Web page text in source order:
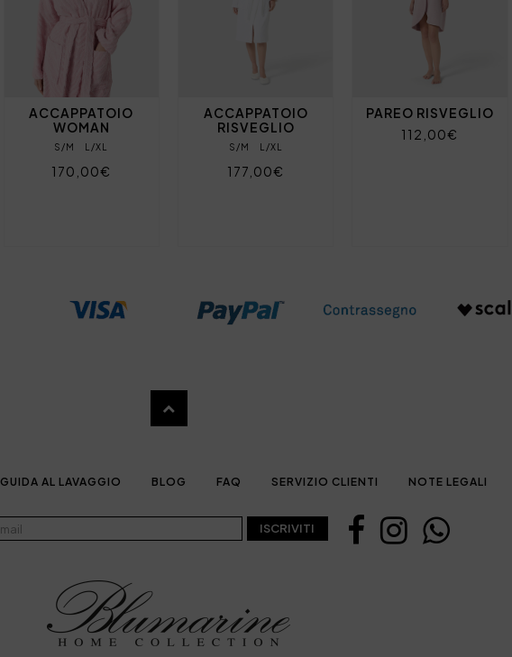
ACCAPPATOIO
WOMAN
S/M L/XL
170,00€
ACCAPPATOIO
RISVEGLIO
S/M L/XL
177,00€
PAREO RISVEGLIO
112,00€
GUIDA AL LAVAGGIO BLOG FAQ SERVIZIO CLIENTI NOTE LEGALI
ISCRIVITI